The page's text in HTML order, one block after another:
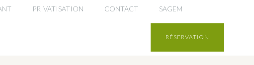
PRIVATISATION CONTACT SAGEM
RÉSERVATION